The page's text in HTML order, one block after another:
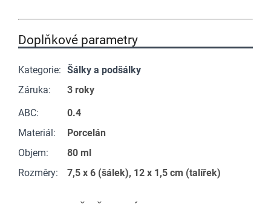
Doplňkové parametry
Kategorie: Šálky a podšálky
Záruka:
3 roky
ABC:
0.4
Materiál:
Porcelán
Objem:
80 ml
Rozměry: 7,5 x 6 (šálek), 12 x 1,5 cm (talířek)